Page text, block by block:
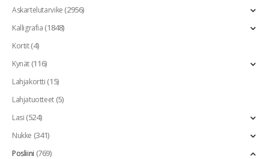
Askartelutarvike(2956)
Kalligrafia(1848)
Kortit(4)
Kynät(116)
Lahjakortti(15)
Lahjatuotteet(5)
Lasi(524)
Nukke (341)
Posliini (769)